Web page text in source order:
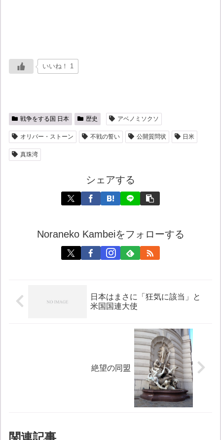
いいね！ 1
戦争をする国 日本 歴史 アベノミソクソ
オリバー・ストーン 不戦の誓い 公開質問状 日米
真珠湾
シェアする
Noraneko Kambeiをフォローする
日本はまさに「狂気に該当」と
米国国連大使
絶望の同盟